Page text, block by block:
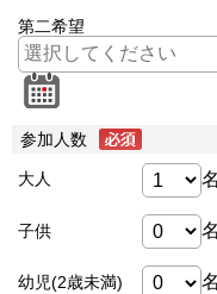
第二希望
参加人数
大人 名
子供 名
幼児(2歳未満) 名